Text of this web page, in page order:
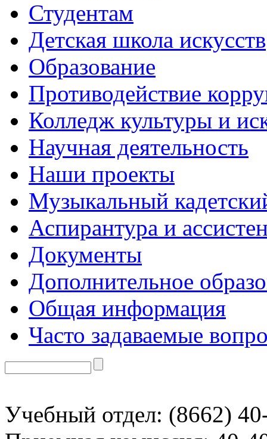
Студентам
Детская школа искусств
Образование
Противодействие
Колледж культуры и
Научная деятельность
Наши проекты
Музыкальный
Аспирантура и
Документы
Дополнительное
Общая информация
Часто задаваемые
Учебный отдел: (8662)